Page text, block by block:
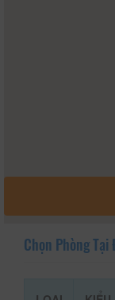
Chọn Phòng